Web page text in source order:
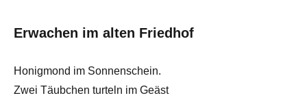
Erwachen im alten Friedhof
Honigmond im Sonnenschein.
Zwei Täubchen turteln im Geäst